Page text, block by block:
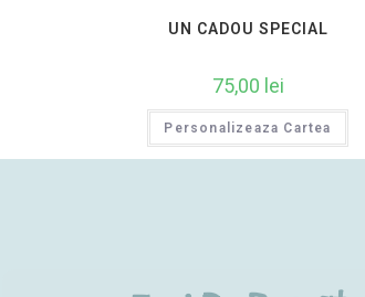
UN CADOU SPECIAL
75,00 lei
Personalizeaza Cartea